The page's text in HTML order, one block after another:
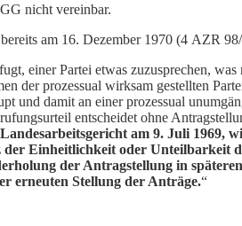
nicht vereinbar.
am 16. Dezember 1970 (4 AZR
einer Partei etwas zuzusprechen,
der prozessual wirksam gestellten
und damit an einer prozessual
entscheidet ohne
am 9. Juli 1969,
Einheitlichkeit oder
der Antragstellung in
erneuten Stellung der Anträge.“